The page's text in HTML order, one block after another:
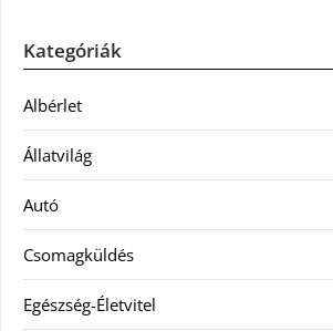
Kategóriák
Albérlet
Állatvilág
Autó
Csomagküldés
Egészség-Életvitel